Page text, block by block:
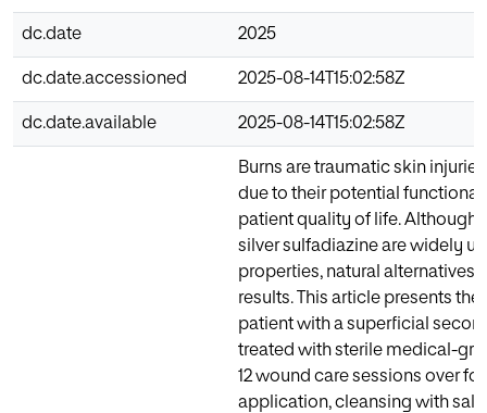
dc.date 2025
dc.date.accessioned 2025-08-14T15:02:58Z
dc.date.available 2025-08-14T15:02:58Z
Burns are traumatic skin
due to their potential
patient quality of life. Although
silver sulfadiazine are widely
properties, natural alternatives
results. This article presents
patient with a superficial
treated with sterile medical-
12 wound care sessions over
application, cleansing with